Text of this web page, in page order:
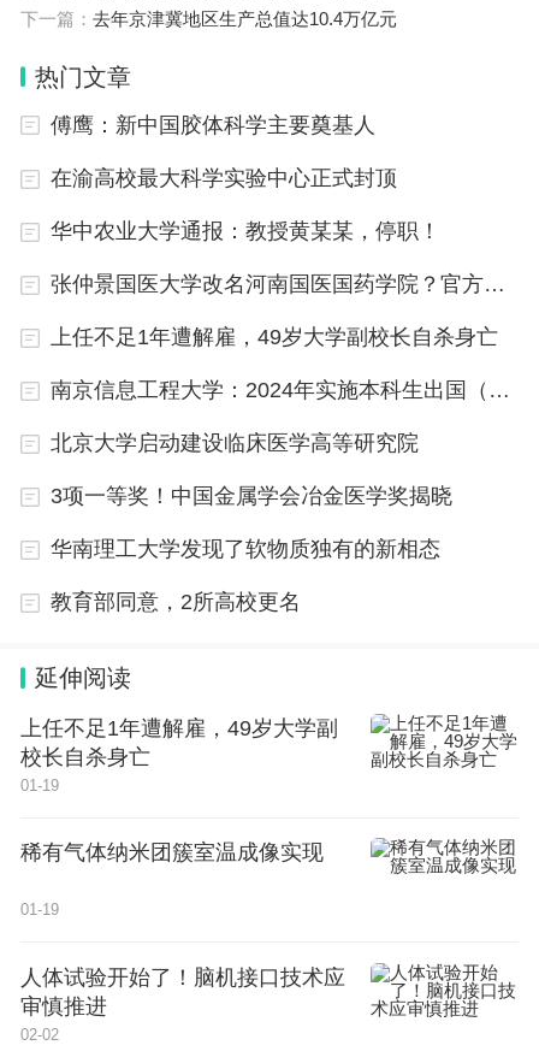
管，将科研作风学风建设状况作为对科技类社会团体
据悉，科技部、中国科协将持续开展科研作风学风建
下一篇： 去年京津冀地区生产总值达10.4万亿元
热门文章
傅鹰：新中国胶体科学主要奠基人
在渝高校最大科学实验中心正式封顶
华中农业大学通报：教授黄某某，停职！
张仲景国医大学改名河南国医国药学院？官方回复
上任不足1年遭解雇，49岁大学副校长自杀身亡
南京信息工程大学：2024年实施本科生出国（境）升学倍增行动
北京大学启动建设临床医学高等研究院
3项一等奖！中国金属学会冶金医学奖揭晓
华南理工大学发现了软物质独有的新相态
教育部同意，2所高校更名
延伸阅读
上任不足1年遭解雇，49岁大学副
校长自杀身亡
01-19
稀有气体纳米团簇室温成像实现
01-19
人体试验开始了！脑机接口技术应
审慎推进
02-02